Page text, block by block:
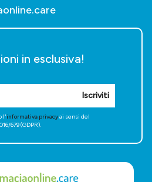
in esclusiva!
Iscriviti
l'informativa privacyai sensi del
679 (GDPR).